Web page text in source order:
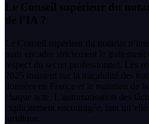
Le Conseil supérieur du
de l’IA ?
Le Conseil supérieur du notariat
mais encadre strictement le
respect du secret professionnel. Les
2025 insistent sur la traçabilité des
données en France et le maintien de
chaque acte. L’automatisation des
explicitement encouragée, tant
juridique.